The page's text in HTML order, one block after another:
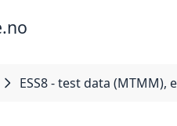
ESS8 - test data (MTMM),